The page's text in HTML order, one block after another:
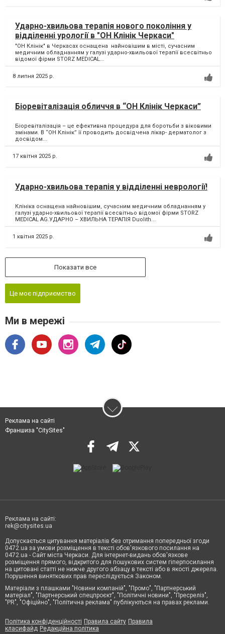
Ударно-хвильова терапія нового покоління у
відділенні урології в "ОН Клінік Черкаси"
"ОН Клінік" в Черкасах оснащена найновішим в місті, сучасним
медичним обладнанням у галузі ударно-хвильової терапії всесвітньо
відомої фірми STORZ MEDICAL...
8 липня 2025 р.
Біоревіталізація обличчя в “ОН Клінік Черкаси”
Біоревіталізація – це ефективна процедура для боротьби з віковими
змінами. В “ОН Клінік” її проводить досвідчена лікар- дерматолог з
досвідом...
17 квітня 2025 р.
Ударно-хвильова терапія у відділенні неврології!
Клініка оснащена найновішим, сучасним медичним обладнанням у
галузі ударно-хвильової терапії всесвітньо відомої фірми STORZ
MEDICAL AG.УДАРНО – ХВИЛЬНА ТЕРАПІЯ Duolith...
1 квітня 2025 р.
Показати все
Це моє підприємство
Ми в мережі
Реклама на сайті
Франшиза "CitySites"
Реклама на сайті:
rek@citysites.ua
Допускається цитування матеріалів без отримання попередньої згоди
0472.ua за умови розміщення в тексті обов'язкового посилання на
0472.ua - Сайт міста Черкаси. Для інтернет-видань обов'язкове
розміщення прямого, відкритого для пошукових систем гіперпосилання
на цитовані статті не нижче другого абзацу в тексті або в якості джерела.
Порушення виняткових прав переслідується Законом.
Матеріали з плашками "Новини компаній", "Промо", "Партнерський
матеріал", "Партнерський спецпроєкт", "Політичні новини", "Пресреліз",
"PR", "Офіційно", "Політична реклама" публікуються на правах реклами.
Політика конфіденційності Правила сайту Правила
класифайд Редакційна політика